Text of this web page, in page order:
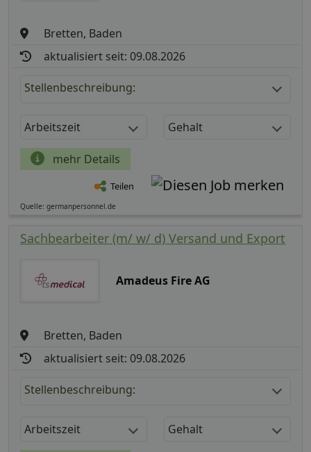
Bretten, Baden
aktualisiert seit: 09.08.2026
Stellenbeschreibung:
Arbeitszeit Gehalt
mehr Details
Teilen
Quelle: germanpersonnel.de
Sachbearbeiter (m/ w/ d) Versand und Export
Amadeus Fire AG
Bretten, Baden
aktualisiert seit: 09.08.2026
Stellenbeschreibung:
Arbeitszeit Gehalt